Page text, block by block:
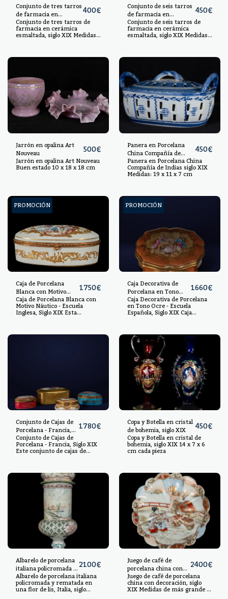
Conjunto de tres tarros
de farmacia en
cerámica esmaltada,
siglo XIX
400€
Conjunto de tres tarros de
farmacia en cerámica
esmaltada, siglo XIX Medidas:
27 x 13 x 15 cm
Conjunto de seis tarros
de farmacia en
cerámica esmaltada,
siglo XIX
450€
Conjunto de seis tarros de
farmacia en cerámica
esmaltada, siglo XIX Medidas:
19 x 10 x 10 cm
Jarrón en opalina Art
Nouveau 500€
Jarrón en opalina Art Nouveau
Buen estado 10 x 18 x 18 cm
Panera en Porcelana
China Compañía de
Indias siglo XIX
450€
Panera en Porcelana China
Compañía de Indias siglo XIX
Medidas: 19 x 11 x 7 cm
PROMOCIÓN
Caja de Porcelana
Blanca con Motivo
Náutico - Escuela
Inglesa, Siglo XIX
1750€
Caja de Porcelana Blanca con
Motivo Náutico - Escuela
Inglesa, Siglo XIX Esta
elegante caja de porcelana
náutico pintado a mano, con
su fabricación demuestra la
habilidad artesanal de la época,
convirtiéndola en un objeto de
gran valor estético. 7x6x10
PROMOCIÓN
Caja Decorativa de
Porcelana en Tono
Ocre - Escuela
Española, Siglo XIX
1660€
Caja Decorativa de Porcelana
en Tono Ocre - Escuela
Española, Siglo XIX Caja
decorativa de porcelana en
escena de salón del siglo XVIII.
Esta pieza es un producto
representativo de la Escuela
Española del siglo XIX. Los
detalles minuciosos en la
pintura y el acabado dorado
realzan la belleza de esta caja,
que además muestra la
destreza en la técnica de
esmaltado aplicada por los
artesanos de la época. 5x9x10
Conjunto de Cajas de
Porcelana - Francia,
Siglo XIX
1780€
Conjunto de Cajas de
Porcelana - Francia, Siglo XIX
Este conjunto de cajas de
porcelana finamente
y data del siglo XIX. Cada caja
está adornada con delicados
motivos florales y escenas
pintadas a mano, que reflejan
la elegancia y el gusto refinado
de la época. El uso de la
porcelana como material
principal le confiere una
calidad y un brillo distintivos,
característicos de la artesanía
francesa. Las cajas varían en
tamaño y forma, con detalles
dorados que acentúan su
diseño sofisticado. 4x10x6
Copa y Botella en cristal
de bohemia, siglo XIX 450€
Copa y Botella en cristal de
bohemia, siglo XIX 14 x 7 x 6
cm cada pieza
Albarelo de porcelana
italiana policromada y
rematada en una flor
de lis, Italia, siglo XVIII
2100€
Albarelo de porcelana italiana
policromada y rematada en
una flor de lis, Italia, siglo
XVIII Porcelana policromada
Juego de café de
porcelana china con
decoración, siglo XIX
2400€
Juego de café de porcelana
china con decoración, siglo
XIX Medidas de más grande a
más pequeño: 15 x 10 x 10 cm,